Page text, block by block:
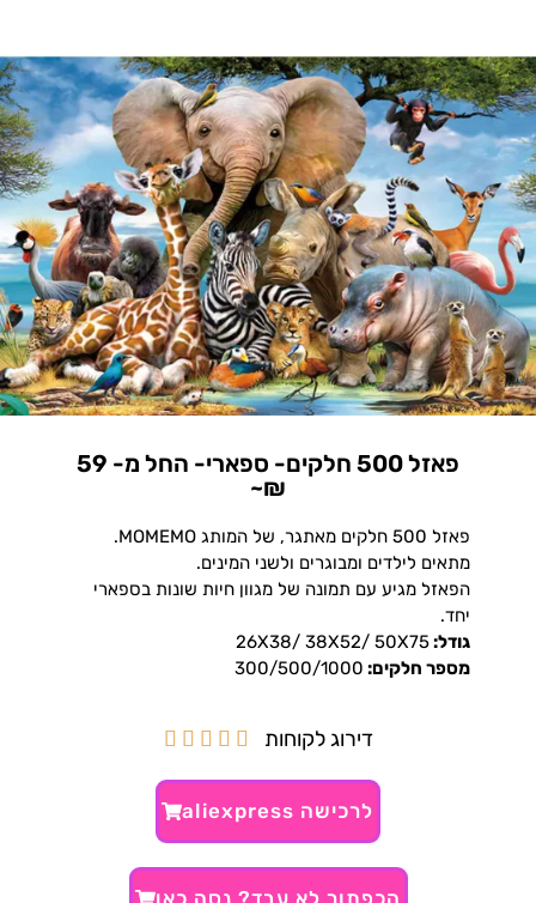
פאזל 500 חלקים- ספארי- החל מ- 59
₪~
פאזל 500 חלקים מאתגר, של המותג MOMEMO.
מתאים לילדים ומבוגרים ולשני המינים.
הפאזל מגיע עם תמונה של מגוון חיות שונות בספארי
יחד.
גודל:26X38/ 38X52/ 50X75
מספר חלקים: 300/500/1000
דירוג לקוחות 




לרכישה aliexpress
הכפתור לא עבד? נסה כאן